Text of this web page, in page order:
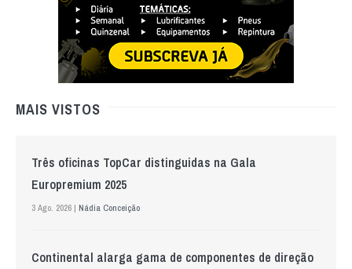
MAIS VISTOS
Três oficinas TopCar distinguidas na Gala
Europremium 2025
3 Ago. 2026 | Nádia Conceição
Continental alarga gama de componentes de direção